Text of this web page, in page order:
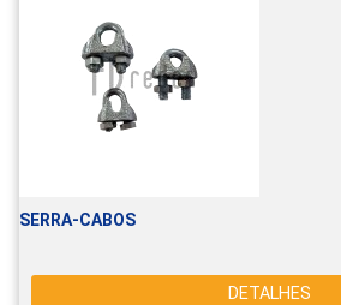
SERRA-CABOS
DETALHES